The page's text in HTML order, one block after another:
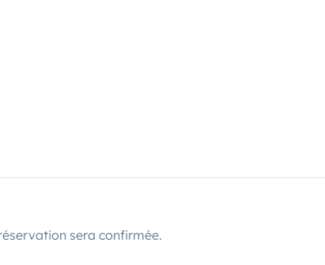
sera confirmée.